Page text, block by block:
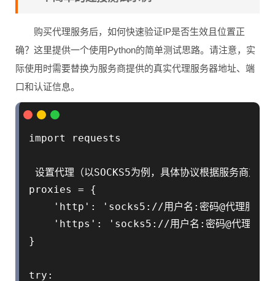
购买代理服务后，如何快速验证IP是否生效且位置正
确？这里提供一个使用Python的简单测试思路。请注意，实
际使用时需要替换为服务商提供的真实代理服务器地址、端
口和认证信息。
import requests
设置代理（以SOCKS5为例，具体协议根据服务商支持
proxies = {
'http': 'socks5://用户名:密码@代理服务器
'https': 'socks5://用户名:密码@代理服务
}
try: